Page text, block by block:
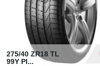
275/40 ZR18 TL
99Y PI...